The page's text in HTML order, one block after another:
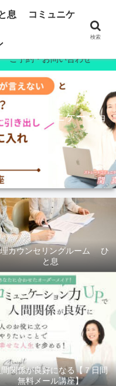
コミュニケーショ
プロフィール
ご予約・お問い合わせ
カウンセリングルーム ひ
と息
関係が良好になる【７日間
無料メール講座】
息 コミュニケ
検索